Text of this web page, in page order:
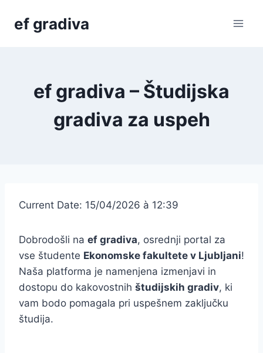
ef gradiva
ef gradiva – Študijska
gradiva za uspeh
Current Date: 15/04/2026 à 12:39
Dobrodošli na ef gradiva, osrednji portal za
vse študente Ekonomske fakultete v Ljubljani!
Naša platforma je namenjena izmenjavi in
dostopu do kakovostnih študijskih gradiv, ki
vam bodo pomagala pri uspešnem zaključku
študija.